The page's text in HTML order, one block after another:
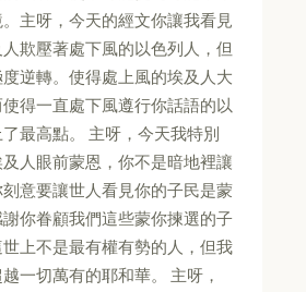
主呀，今天的經文你讓我看見
欺壓著處下風的以色列人，但
逆轉。使得處上風的埃及人大
得一直處下風遵行你話語的以
最高點。 主呀，今天我特別
人眼前蒙恩，你不是暗地裡讓
意要讓世人看見你的子民是蒙
你眷顧我們這些蒙你揀選的子
上不是最有權有勢的人，但我
一切萬有的耶和華。 主呀，